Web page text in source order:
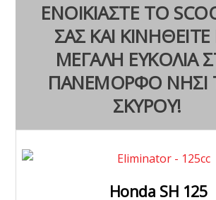
ΕΝΟΙΚΙΑΣΤΕ ΤΟ
ΣΑΣ ΚΑΙ
ΜΕΓΑΛΗ ΕΥΚΟΛΙΑ
ΠΑΝΕΜΟΡΦΟ ΝΗΣΙ
ΣΚΥΡΟΥ!
Honda SH 125